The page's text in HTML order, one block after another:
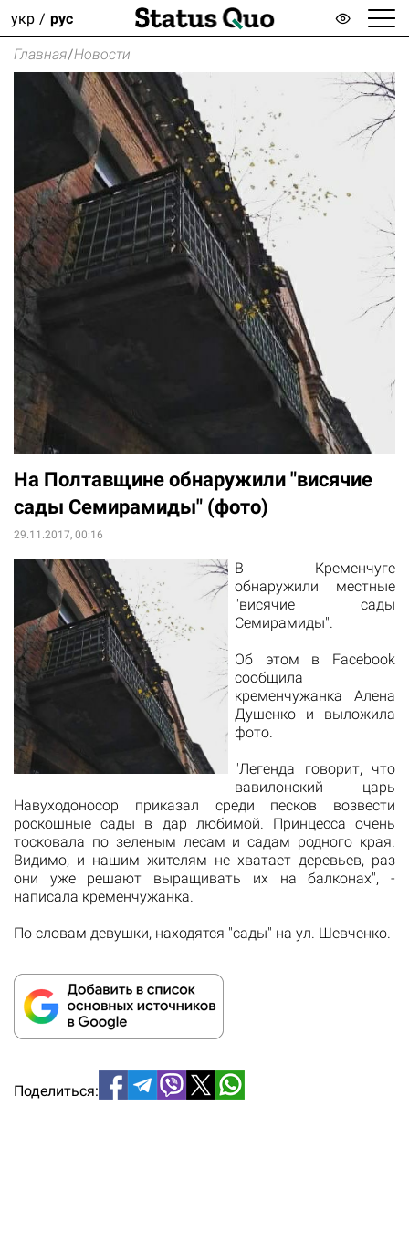
укр рус
Главная/Новости
На Полтавщине обнаружили "висячие
сады Семирамиды" (фото)
29.11.2017, 00:16
В Кременчуге
обнаружили местные
"висячие сады
Семирамиды".
Об этом в Facebook
сообщила
кременчужанка Алена
Душенко и выложила
фото.
"Легенда говорит, что
вавилонский царь
Навуходоносор приказал среди песков возвести
роскошные сады в дар любимой. Принцесса очень
тосковала по зеленым лесам и садам родного края.
Видимо, и нашим жителям не хватает деревьев, раз
они уже решают выращивать их на балконах", -
написала кременчужанка.
По словам девушки, находятся "сады" на ул. Шевченко.
Поделиться: